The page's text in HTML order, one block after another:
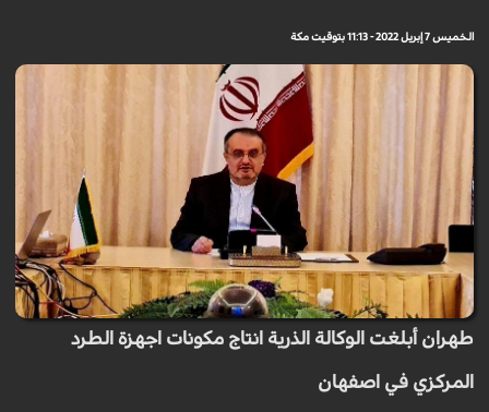
الخميس 7 إبريل 2022 - 11:13 بتوقيت مكة
طهران أبلغت الوكالة الذرية انتاج مكونات اجهزة الطرد
المركزي في اصفهان